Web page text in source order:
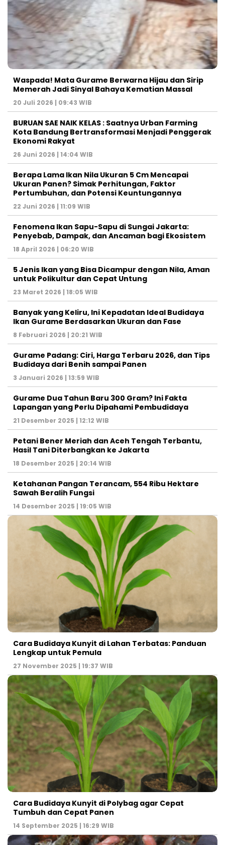
Waspada! Mata Gurame Berwarna Hijau dan Sirip
Memerah Jadi Sinyal Bahaya Kematian Massal
20 Juli 2026 | 09:43 WIB
BURUAN SAE NAIK KELAS : Saatnya Urban Farming
Kota Bandung Bertransformasi Menjadi Penggerak
Ekonomi Rakyat
26 Juni 2026 | 14:04 WIB
Berapa Lama Ikan Nila Ukuran 5 Cm Mencapai
Ukuran Panen? Simak Perhitungan, Faktor
Pertumbuhan, dan Potensi Keuntungannya
22 Juni 2026 | 11:09 WIB
Fenomena Ikan Sapu-Sapu di Sungai Jakarta:
Penyebab, Dampak, dan Ancaman bagi Ekosistem
18 April 2026 | 06:20 WIB
5 Jenis Ikan yang Bisa Dicampur dengan Nila, Aman
untuk Polikultur dan Cepat Untung
23 Maret 2026 | 18:05 WIB
Banyak yang Keliru, Ini Kepadatan Ideal Budidaya
Ikan Gurame Berdasarkan Ukuran dan Fase
8 Februari 2026 | 20:21 WIB
Gurame Padang: Ciri, Harga Terbaru 2026, dan Tips
Budidaya dari Benih sampai Panen
3 Januari 2026 | 13:59 WIB
Gurame Dua Tahun Baru 300 Gram? Ini Fakta
Lapangan yang Perlu Dipahami Pembudidaya
21 Desember 2025 | 12:12 WIB
Petani Bener Meriah dan Aceh Tengah Terbantu,
Hasil Tani Diterbangkan ke Jakarta
18 Desember 2025 | 20:14 WIB
Ketahanan Pangan Terancam, 554 Ribu Hektare
Sawah Beralih Fungsi
14 Desember 2025 | 19:05 WIB
Cara Budidaya Kunyit di Lahan Terbatas: Panduan
Lengkap untuk Pemula
27 November 2025 | 19:37 WIB
Cara Budidaya Kunyit di Polybag agar Cepat
Tumbuh dan Cepat Panen
14 September 2025 | 16:29 WIB